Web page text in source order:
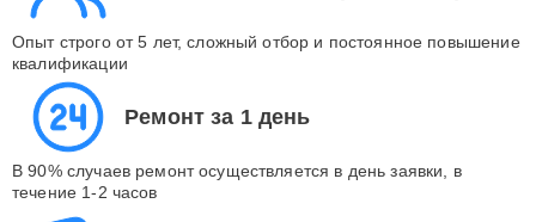
Опыт строго от 5 лет, сложный отбор и постоянное повышение
квалификации
Ремонт за 1 день
В 90% случаев ремонт осуществляется в день заявки, в
течение 1-2 часов